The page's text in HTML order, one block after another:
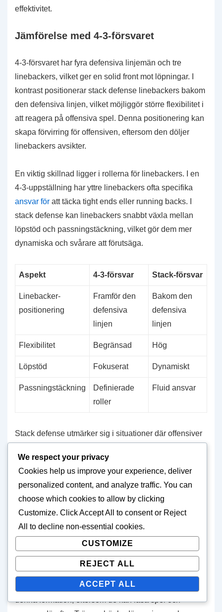
effektivitet.
Jämförelse med 4-3-försvaret
4-3-försvaret har fyra defensiva linjemän och tre
linebackers, vilket ger en solid front mot löpningar. I
kontrast positionerar stack defense linebackers bakom
den defensiva linjen, vilket möjliggör större flexibilitet i
att reagera på offensiva spel. Denna positionering kan
skapa förvirring för offensiven, eftersom den döljer
linebackers avsikter.
En viktig skillnad ligger i rollerna för linebackers. I en
4-3-uppställning har yttre linebackers ofta specifika
ansvar för att täcka tight ends eller running backs. I
stack defense kan linebackers snabbt växla mellan
löpstöd och passningstäckning, vilket gör dem mer
dynamiska och svårare att förutsäga.
Aspekt 4-3-försvar Stack-försvar
Linebacker-
positionering
Framför den
defensiva
linjen
Bakom den
defensiva
linjen
Flexibilitet Begränsad Hög
Löpstöd Fokuserat Dynamiskt
Passningstäckning
Definierade
roller
Fluid ansvar
Stack defense utmärker sig i situationer där offensiver
snabba justeringar. Till exempel, om en offensiv skiftar
till en passningsformation kan linebackers i en stack
enkelt falla tillbaka i täckning utan att förlora sina
löpstödansvar. Denna anpassningsförmåga kan vara
särskilt användbar i höginsatsspel där varje spel
räknas.
Effektiviteten av stack defense kan dock bero på den
tillgängliga personalen. Lag med smidiga och
intelligenta linebackers kommer att dra mest nytta av
denna formation, eftersom de kan läsa spel och
We respect your privacy
Cookies help us improve your experience, deliver
personalized content, and analyze traffic. You can
choose which cookies to allow by clicking
Customize. ClickAccept All to consent or Reject
All
to decline non-essential cookies.
CUSTOMIZE
REJECT ALL
ACCEPT ALL